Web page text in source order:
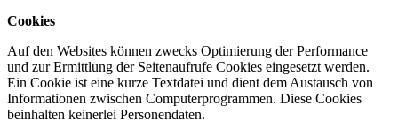
Cookies
Auf den Websites können zwecks Optimierung der Performance
und zur Ermittlung der Seitenaufrufe Cookies eingesetzt werden.
Ein Cookie ist eine kurze Textdatei und dient dem Austausch von
Informationen zwischen Computerprogrammen. Diese Cookies
beinhalten keinerlei Personendaten.